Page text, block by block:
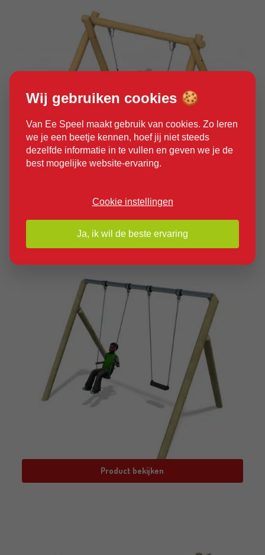
Product bekijken
Product bekijken
Wij gebruiken cookies 🍪
Van Ee Speel maakt gebruik van cookies. Zo leren
we je een beetje kennen, hoef jij niet steeds
dezelfde informatie in te vullen en geven we je de
best mogelijke website-ervaring.
Cookie instellingen
Ja, ik wil de beste ervaring